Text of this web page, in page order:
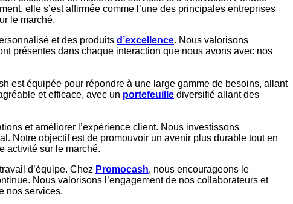
elle s’est affirmée comme l’une des principales entreprises
le marché.
et des produits d’excellence. Nous valorisons
présentes dans chaque interaction que nous avons avec nos
est équipée pour répondre à une large gamme de besoins, allant
et efficace, avec un portefeuille diversifié allant des
et améliorer l’expérience client. Nous investissons
Notre objectif est de promouvoir un avenir plus durable tout en
activité sur le marché.
d’équipe. Chez Promocash, nous encourageons le
Nous valorisons l’engagement de nos collaborateurs et
nos services.